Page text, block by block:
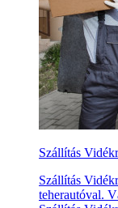
Szállítás
Szállítás
teherautóval.